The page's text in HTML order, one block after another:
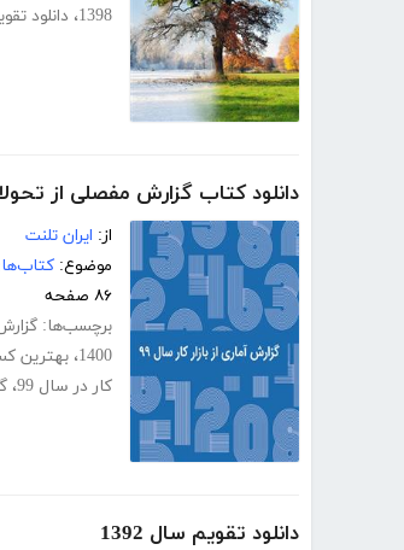
1398، دانلود
دانلود کتاب گزارش مفصلی از تحولات
از: ایران تلنت
موضوع:
۸۶ صفحه
برچسب‌ها: گزارش
1400، بهترین
کار در سال 99
،
دانلود تقویم سال 1392